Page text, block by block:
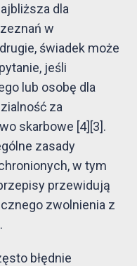
dla
w
świadek może
jeśli
lub osobę dla
za
skarbowe [4][3].
zasady
w tym
przewidują
zwolnienia z
błędnie